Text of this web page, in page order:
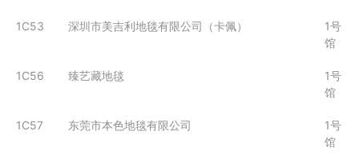
1C53 深圳市美吉利地毯有限公司（卡佩）
1号
馆
1C56 臻艺藏地毯
1号
馆
1C57 东莞市本色地毯有限公司
1号
馆